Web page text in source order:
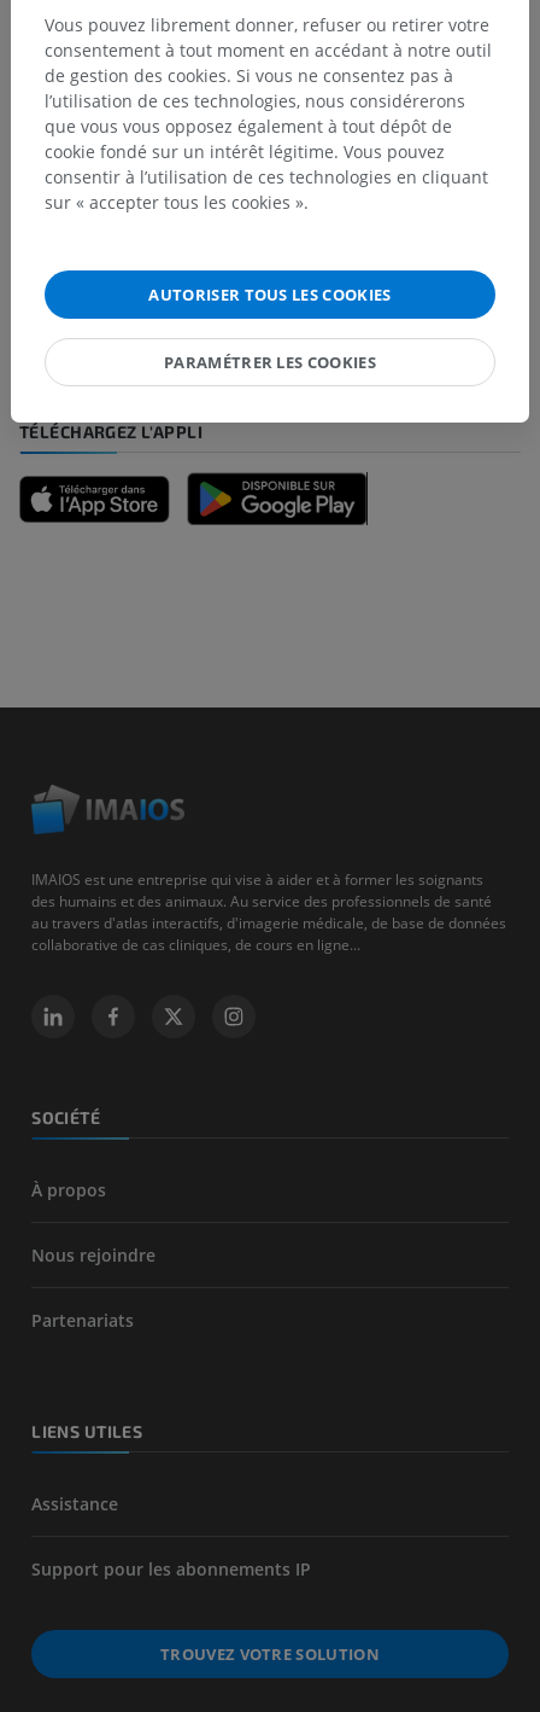
Traductions
traduction, une amélioration de contenu.
Signaler un problème
TÉLÉCHARGEZ L'APPLI
IMAIOS est une entreprise qui vise à aider et à former les soignants
des humains et des animaux. Au service des professionnels de santé
au travers d'atlas interactifs, d'imagerie médicale, de base de données
collaborative de cas cliniques, de cours en ligne...
SOCIÉTÉ
À propos
Nous rejoindre
Partenariats
LIENS UTILES
Assistance
Support pour les abonnements IP
TROUVEZ VOTRE SOLUTION
Vous pouvez librement donner, refuser ou retirer votre
consentement à tout moment en accédant à notre outil
de gestion des cookies. Si vous ne consentez pas à
l’utilisation de ces technologies, nous considérerons
que vous vous opposez également à tout dépôt de
cookie fondé sur un intérêt légitime. Vous pouvez
consentir à l’utilisation de ces technologies en cliquant
sur « accepter tous les cookies ».
AUTORISER TOUS LES COOKIES
PARAMÉTRER LES COOKIES